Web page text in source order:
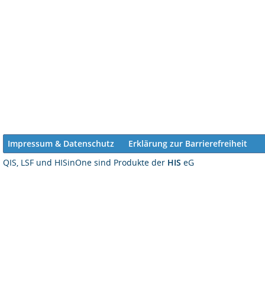
Impressum & Datenschutz
Erklärung zur Barrierefreiheit
QIS, LSF und HISinOne sind Produkte der HIS eG